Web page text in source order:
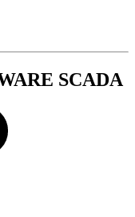
SCADA